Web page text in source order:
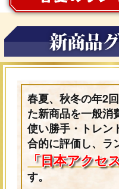
春夏、秋冬の年2
た新商品を一般消
使い勝手・トレン
合的に評価し、ラ
「日本アクセ
す。